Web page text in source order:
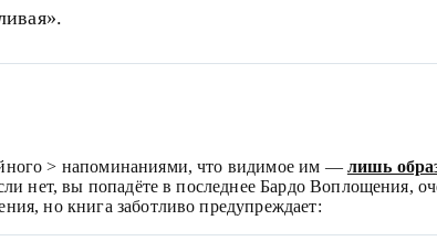
> напоминаниями, что видимое им — лишь
нет, вы попадёте в последнее Бардо Воплощения,
но книга заботливо предупреждает: